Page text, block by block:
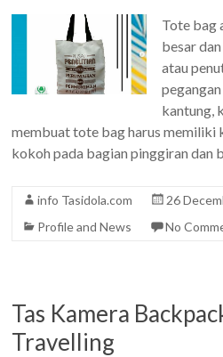
Tote bag
besar
atau
kantung,
membuat tote bag harus memiliki
kokoh pada bagian pinggiran dan
info Tasidola.com
26
Profile and News
No
Tas Kamera
Travelling